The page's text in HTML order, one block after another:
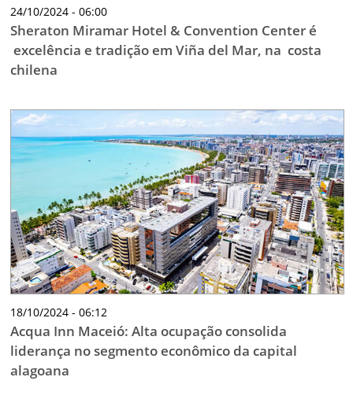
24/10/2024 - 06:00
Sheraton Miramar Hotel & Convention Center é
excelência e tradição em Viña del Mar, na costa
chilena
18/10/2024 - 06:12
Acqua Inn Maceió: Alta ocupação consolida
liderança no segmento econômico da capital
alagoana